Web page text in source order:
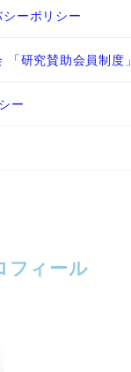
ーポリシー
研究賛助会員制度」
ー
フィール